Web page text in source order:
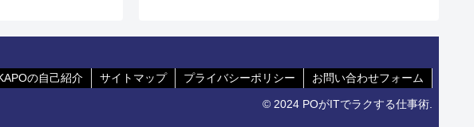
の自己紹介 サイトマップ プライバシーポリシー お問い合わせフォーム
© 2024 POがITでラクする仕事術.